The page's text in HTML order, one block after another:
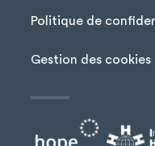
Politique de
Gestion des cookies